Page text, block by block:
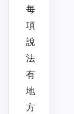
每
項
說
法
有
地
方